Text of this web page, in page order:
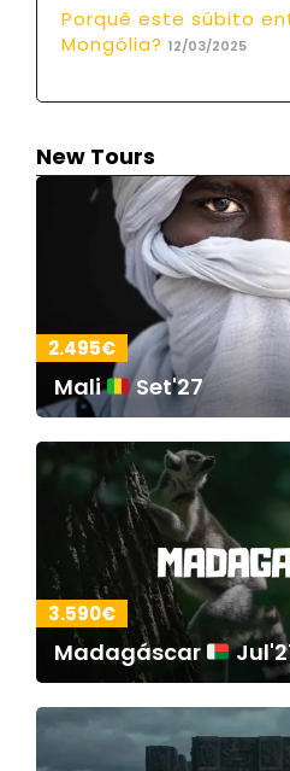
Porquê este súbito
Mongólia? 12/03/2025
New Tours
2.495€
Mali Set'27
3.590€
Madagáscar